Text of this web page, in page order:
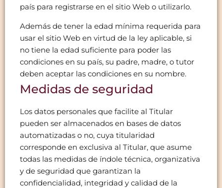
país para registrarse en el sitio Web o utilizarlo.
Además de tener la edad mínima requerida para
usar el sitio Web en virtud de la ley aplicable, si
no tiene la edad suficiente para poder las
condiciones en su país, su padre, madre, o tutor
deben aceptar las condiciones en su nombre.
Medidas de seguridad
Los datos personales que facilite al Titular
pueden ser almacenados en bases de datos
automatizadas o no, cuya titularidad
corresponde en exclusiva al Titular, que asume
todas las medidas de índole técnica, organizativa
y de seguridad que garantizan la
confidencialidad, integridad y calidad de la